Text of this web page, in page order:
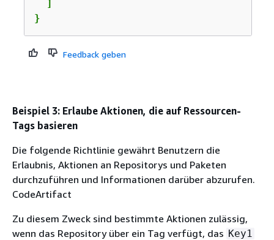
  ]
}
Feedback geben
Beispiel 3: Erlaube Aktionen, die auf Ressourcen-
Tags basieren
Die folgende Richtlinie gewährt Benutzern die
Erlaubnis, Aktionen an Repositorys und Paketen
durchzuführen und Informationen darüber abzurufen.
CodeArtifact
Zu diesem Zweck sind bestimmte Aktionen zulässig,
wenn das Repository über ein Tag verfügt, das Key1